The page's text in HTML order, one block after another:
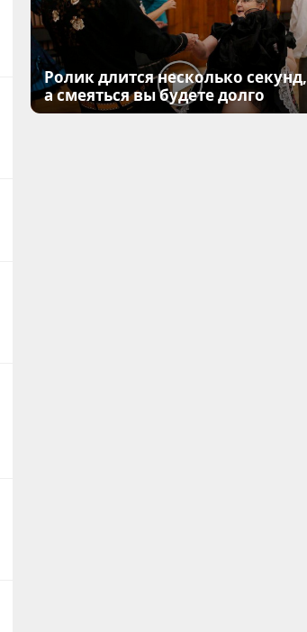
Ролик длится несколько секунд,
а смеяться вы будете долго